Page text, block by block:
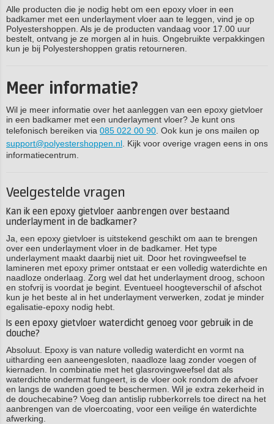
Alle producten die je nodig hebt om een epoxy vloer in een
badkamer met een underlayment vloer aan te leggen, vind je op
Polyestershoppen. Als je de producten vandaag voor 17.00 uur
bestelt, ontvang je ze morgen al in huis. Ongebruikte verpakkingen
kun je bij Polyestershoppen gratis retourneren.
Meer informatie?
Wil je meer informatie over het aanleggen van een epoxy gietvloer
in een badkamer met een underlayment vloer? Je kunt ons
telefonisch bereiken via 085 022 00 90 . Ook kun je ons mailen op
support@polyestershoppen.nl . Kijk voor overige vragen eens in ons
informatiecentrum.
Veelgestelde vragen
Kan ik een epoxy gietvloer aanbrengen over bestaand
underlayment in de badkamer?
Ja, een epoxy gietvloer is uitstekend geschikt om aan te brengen
over een underlayment vloer in de badkamer. Het type
underlayment maakt daarbij niet uit. Door het rovingweefsel te
lamineren met epoxy primer ontstaat er een volledig waterdichte en
naadloze onderlaag. Zorg wel dat het underlayment droog, schoon
en stofvrij is voordat je begint. Eventueel hoogteverschil of afschot
kun je het beste al in het underlayment verwerken, zodat je minder
egalisatie-epoxy nodig hebt.
Is een epoxy gietvloer waterdicht genoeg voor gebruik in de
douche?
Absoluut. Epoxy is van nature volledig waterdicht en vormt na
uitharding een aaneengesloten, naadloze laag zonder voegen of
kiernaden. In combinatie met het glasrovingweefsel dat als
waterdichte ondermat fungeert, is de vloer ook rondom de afvoer
en langs de wanden goed te beschermen. Wil je extra zekerheid in
de douchecabine? Voeg dan antislip rubberkorrels toe direct na het
aanbrengen van de vloercoating, voor een veilige én waterdichte
afwerking.